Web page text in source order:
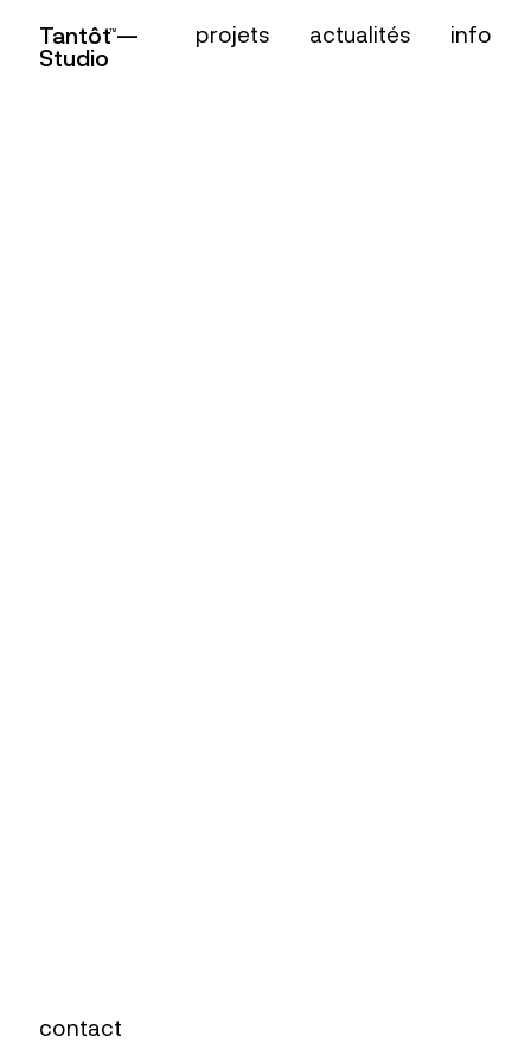
projets actualités
Tantôt —
Studio
TM info
contact